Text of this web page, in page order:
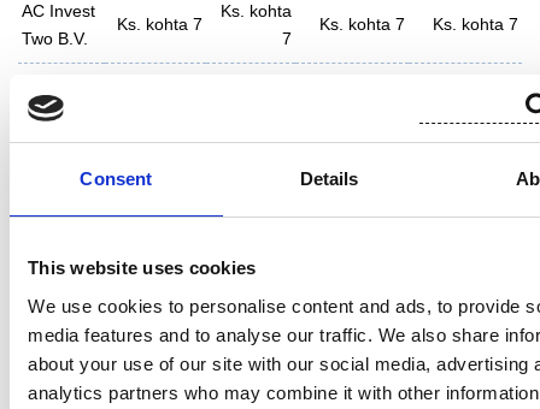
Consent Details
This website uses cookies
We use cookies to personalise content and ads, to provide
media features and to analyse our traffic. We also share
about your use of our site with our social media, advertising
analytics partners who may combine it with other
AC Invest
Two B.V.
Ks. kohta 7
Ks. kohta
7
Ks. kohta 7 Ks. kohta 7
Yhteensä
omistama tytäryhtiö ja Ahlström Capital B.V. on
Ahlström Capital Oy:n täysin omistama tytäryhtiö.